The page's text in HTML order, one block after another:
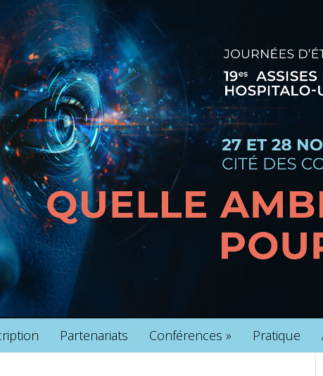
Partenariats Conférences » Pratique